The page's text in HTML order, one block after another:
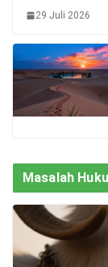
29 Juli 2026
Masalah